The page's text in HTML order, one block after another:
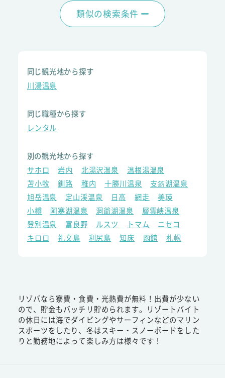
類似の検索条件
同じ観光地から探す
川湯温泉
同じ職種から探す
レンタル
別の観光地から探す
サホロ
岩内 北湯沢温泉
温根湯温泉
苫小牧
釧路 稚内 十勝川温泉
支笏湖温泉
旭岳温泉
定山渓温泉 日高 網走
美瑛
小樽
阿寒湖温泉 洞爺湖温泉
層雲峡温泉
登別温泉
富良野 ルスツ トマム
ニセコ
キロロ
礼文島 利尻島 知床 函館 札幌
リゾバなら寮費・食費・光熱費が無料！出費が少ない
ので、貯金もバッチリ貯められます。リゾートバイト
の休日には海でダイビングやサーフィンなどのマリン
スポーツをしたり、冬はスキー・スノーボードをした
りと勤務地によって楽しみ方は様々です！